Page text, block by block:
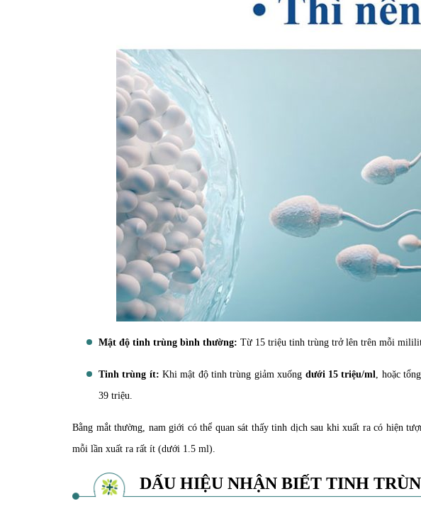
Mật độ tinh trùng bình thường: Từ 15 triệu tinh trùng trở lên trên mỗi
Tinh trùng ít: Khi mật độ tinh trùng giảm xuống dưới 15 triệu/ml, hoặc
39 triệu.
Bằng mắt thường, nam giới có thể quan sát thấy tinh dịch sau khi xuất ra có hiện
mỗi lần xuất ra rất ít (dưới 1.5 ml).
DẤU HIỆU NHẬN BIẾT TINH